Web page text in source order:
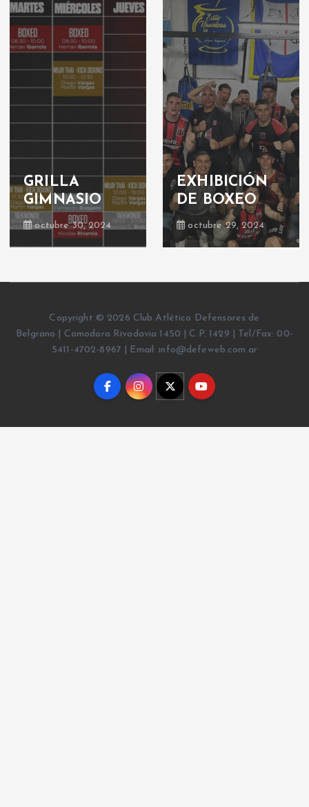
GRILLA
GIMNASIO
octubre 30, 2024
EXHIBICIÓN
DE BOXEO
octubre 29, 2024
Copyright © 2026 Club Atlético Defensores de
Belgrano | Comodoro Rivadavia 1450 | C.P. 1429 | Tel/Fax: 00-
5411-4702-8967 | Email: info@defeweb.com.ar